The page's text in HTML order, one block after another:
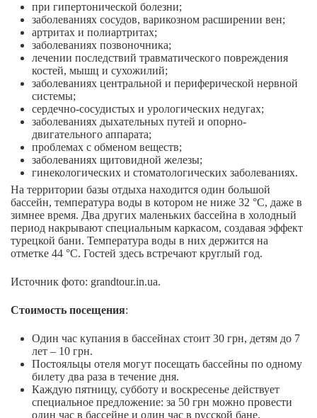
при гипертонической болезни;
заболеваниях сосудов, варикозном расширении вен;
артритах и полиартритах;
заболеваниях позвоночника;
лечении последствий травматического повреждения
костей, мышц и сухожилий;
заболеваниях центральной и периферической нервной
системы;
сердечно-сосудистых и урологических недугах;
заболеваниях дыхательных путей и опорно-
двигательного аппарата;
проблемах с обменом веществ;
заболеваниях щитовидной железы;
гинекологических и стоматологических заболеваниях.
На территории базы отдыха находится один большой
бассейн, температура воды в котором не ниже 32 °С, даже в
зимнее время. Два других маленьких бассейна в холодный
период накрывают специальным каркасом, создавая эффект
турецкой бани. Температура воды в них держится на
отметке 44 °С. Гостей здесь встречают круглый год.
Источник фото: grandtour.in.ua.
Стоимость посещения:
Один час купания в бассейнах стоит 30 грн, детям до 7
лет – 10 грн.
Постояльцы отеля могут посещать бассейны по одному
билету два раза в течение дня.
Каждую пятницу, субботу и воскресенье действует
специальное предложение: за 50 грн можно провести
один час в бассейне и один час в русской бане.